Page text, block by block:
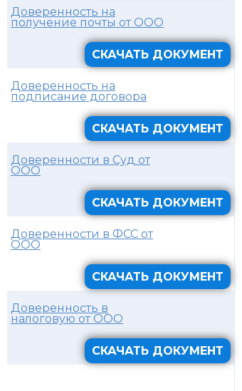
Доверенность на
получение почты от ООО
СКАЧАТЬ ДОКУМЕНТ
Доверенность на
подписание договора
СКАЧАТЬ ДОКУМЕНТ
Доверенности в Суд от
ООО
СКАЧАТЬ ДОКУМЕНТ
Доверенности в ФСС от
ООО
СКАЧАТЬ ДОКУМЕНТ
Доверенность в
налоговую от ООО
СКАЧАТЬ ДОКУМЕНТ